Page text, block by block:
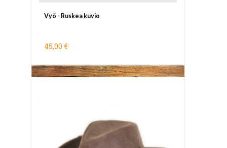
Vyö - Ruskea kuvio
45,00 €